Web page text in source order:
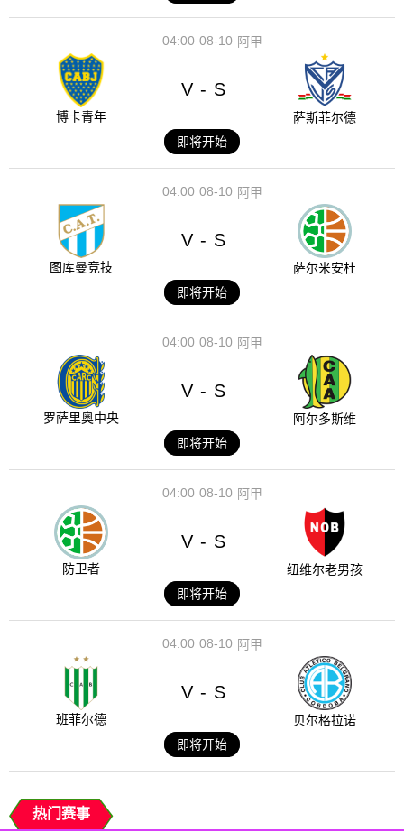
08-10
04:00 阿甲
博卡青年
V - S
萨斯菲尔德
即将开始
08-10
04:00 阿甲
图库曼竞技
V - S
萨尔米安杜
即将开始
08-10
04:00 阿甲
罗萨里奥中央
V - S
阿尔多斯维
即将开始
08-10
04:00 阿甲
防卫者
V - S
纽维尔老男孩
即将开始
08-10
04:00 阿甲
班菲尔德
V - S
贝尔格拉诺
即将开始
热门赛事